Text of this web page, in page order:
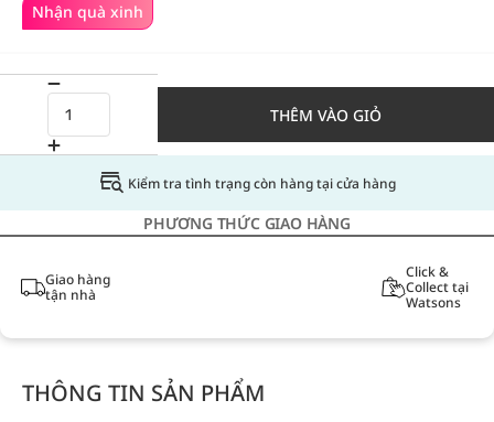
Nhận quà xinh
THÊM VÀO GIỎ
Kiểm tra tình trạng còn hàng tại cửa hàng
PHƯƠNG THỨC GIAO HÀNG
Giao hàng
tận nhà
Click &
Collect tại
Watsons
THÔNG TIN SẢN PHẨM